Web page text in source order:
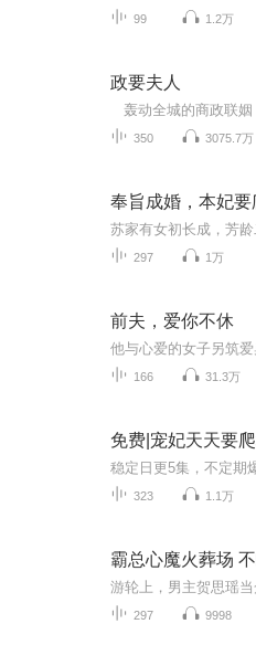
99 1.2万
政要夫人
350 3075.7万
奉旨成婚，本妃要
297 1万
前夫，爱你不休
166 31.3万
免费|宠妃天天要
323 1.1万
霸总心魔火葬场
297 9998